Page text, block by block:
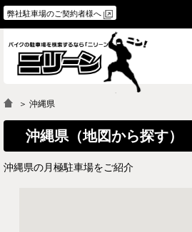
弊社駐車場のご契約者様へ
よくあるご質問
＞ 沖縄県
沖縄県（地図から探す）
沖縄県の月極駐車場をご紹介